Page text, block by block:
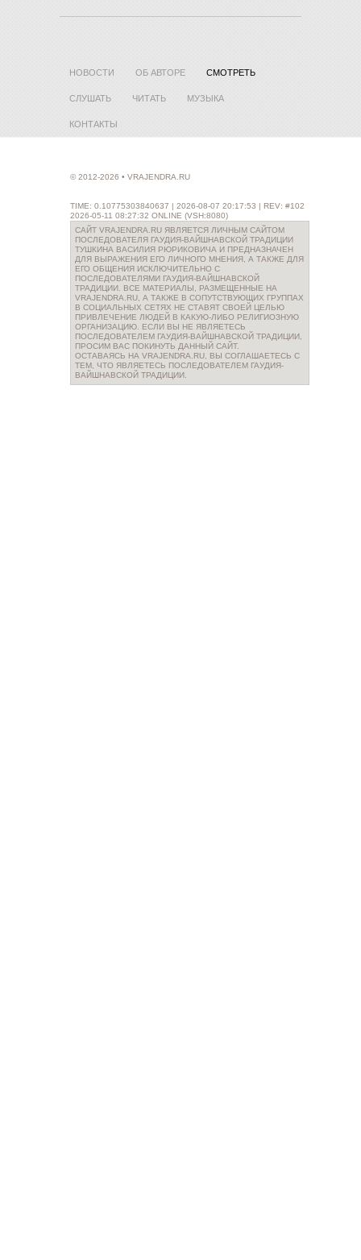
НОВОСТИ ОБ АВТОРЕ СМОТРЕТЬ
СЛУШАТЬ ЧИТАТЬ МУЗЫКА
КОНТАКТЫ
© 2012-2026 • VRAJENDRA.RU
TIME: 0.10775303840637 | 2026-08-07 20:17:53 | REV: #102
2026-05-11 08:27:32 ONLINE (VSH:8080)
САЙТ VRAJENDRA.RU ЯВЛЯЕТСЯ ЛИЧНЫМ САЙТОМ
ПОСЛЕДОВАТЕЛЯ ГАУДИЯ-ВАЙШНАВСКОЙ ТРАДИЦИИ
ТУШКИНА ВАСИЛИЯ РЮРИКОВИЧА И ПРЕДНАЗНАЧЕН
ДЛЯ ВЫРАЖЕНИЯ ЕГО ЛИЧНОГО МНЕНИЯ, А ТАКЖЕ ДЛЯ
ЕГО ОБЩЕНИЯ ИСКЛЮЧИТЕЛЬНО С
ПОСЛЕДОВАТЕЛЯМИ ГАУДИЯ-ВАЙШНАВСКОЙ
ТРАДИЦИИ. ВСЕ МАТЕРИАЛЫ, РАЗМЕЩЕННЫЕ НА
VRAJENDRA.RU, А ТАКЖЕ В СОПУТСТВУЮЩИХ ГРУППАХ
В СОЦИАЛЬНЫХ СЕТЯХ НЕ СТАВЯТ СВОЕЙ ЦЕЛЬЮ
ПРИВЛЕЧЕНИЕ ЛЮДЕЙ В КАКУЮ-ЛИБО РЕЛИГИОЗНУЮ
ОРГАНИЗАЦИЮ. ЕСЛИ ВЫ НЕ ЯВЛЯЕТЕСЬ
ПОСЛЕДОВАТЕЛЕМ ГАУДИЯ-ВАЙШНАВСКОЙ ТРАДИЦИИ,
ПРОСИМ ВАС ПОКИНУТЬ ДАННЫЙ САЙТ.
ОСТАВАЯСЬ НА VRAJENDRA.RU, ВЫ СОГЛАШАЕТЕСЬ С
ТЕМ, ЧТО ЯВЛЯЕТЕСЬ ПОСЛЕДОВАТЕЛЕМ ГАУДИЯ-
ВАЙШНАВСКОЙ ТРАДИЦИИ.